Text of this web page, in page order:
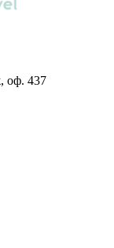
оф. 437